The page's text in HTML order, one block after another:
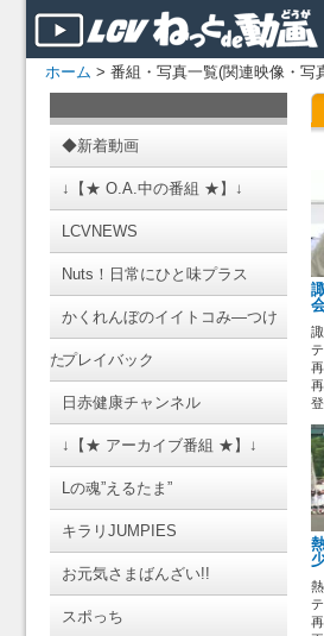
ホーム > 番組・写真一覧(関連映像・写
◆新着動画
↓【★ O.A.中の番組 ★】↓
LCVNEWS
Nuts！日常にひと味プラス
かくれんぼのイイトコみ―つけ
たプレイバック
日赤健康チャンネル
↓【★ アーカイブ番組 ★】↓
Lの魂”えるたま”
キラリJUMPIES
お元気さまばんざい!!
スポっち